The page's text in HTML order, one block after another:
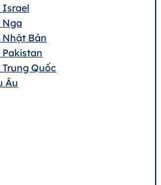
Israel
Nga
Nhật Bản
Pakistan
Trung Quốc
Âu